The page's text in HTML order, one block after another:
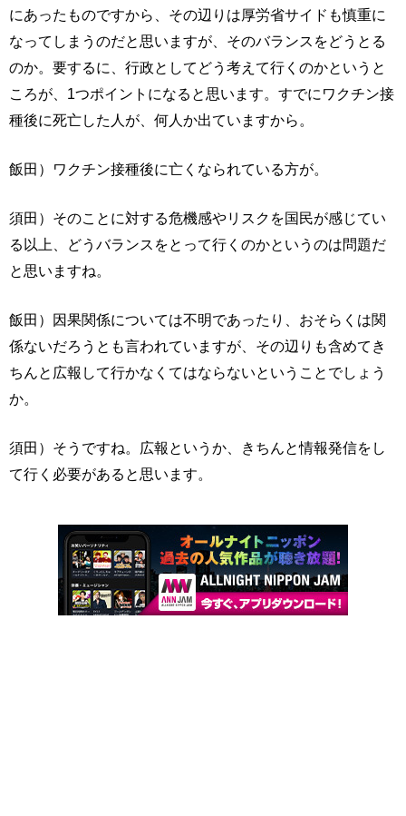
にあったものですから、その辺りは厚労省サイドも慎重に
なってしまうのだと思いますが、そのバランスをどうとる
のか。要するに、行政としてどう考えて行くのかというと
ころが、1つポイントになると思います。すでにワクチン接
種後に死亡した人が、何人か出ていますから。
飯田）ワクチン接種後に亡くなられている方が。
須田）そのことに対する危機感やリスクを国民が感じてい
る以上、どうバランスをとって行くのかというのは問題だ
と思いますね。
飯田）因果関係については不明であったり、おそらくは関
係ないだろうとも言われていますが、その辺りも含めてき
ちんと広報して行かなくてはならないということでしょう
か。
須田）そうですね。広報というか、きちんと情報発信をし
て行く必要があると思います。